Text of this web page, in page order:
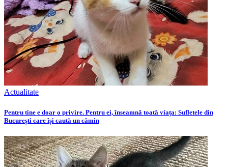
Actualitate
Pentru tine e doar o privire. Pentru ei, înseamnă toată viața: Sufletele din
București care își caută un cămin